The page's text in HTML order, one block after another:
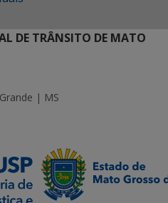
DE TRÂNSITO DE MATO
| MS